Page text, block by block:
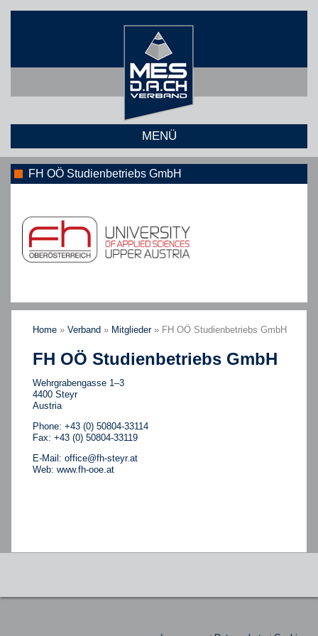
MENÜ
FH OÖ Studienbetriebs GmbH
Home » Verband » Mitglieder» FH OÖ Studienbetriebs GmbH
FH OÖ Studienbetriebs GmbH
Wehrgrabengasse 1–3
4400 Steyr
Austria
Phone: +43 (0) 50804-33114
Fax: +43 (0) 50804-33119
E-Mail: office@fh-steyr.at
Web: www.fh-ooe.at